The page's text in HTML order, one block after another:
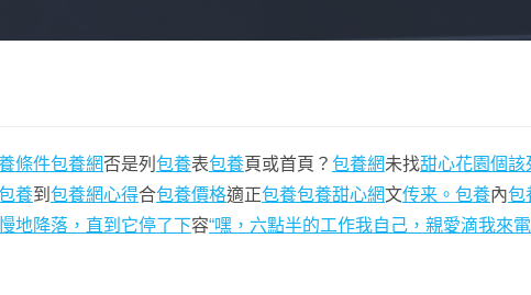
條件包養網否是列 包養表包養頁或首頁？ 包養網未找甜心花園個該
養到 包養網心得合包養價格適正包養包養甜心網文传来。包養內包
地降落，直到它停了下容“嘿，六點半的工作我自己，親愛滴我來